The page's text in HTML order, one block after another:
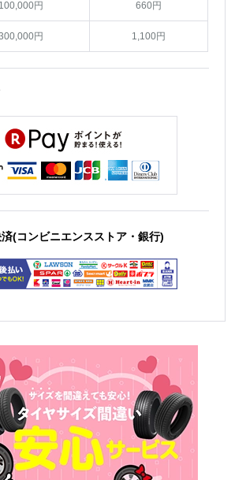
100,000円 660円
円 1,100円
(コンビニエンスストア・銀行)